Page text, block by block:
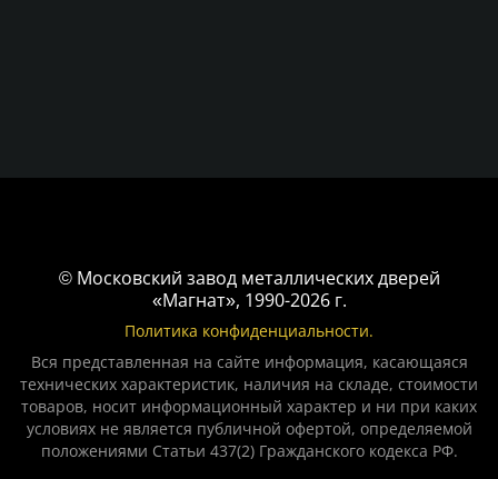
© Московский завод металлических дверей
«Магнат», 1990-2026 г.
Политика конфиденциальности.
Вся представленная на сайте информация, касающаяся
технических характеристик, наличия на складе, стоимости
товаров, носит информационный характер и ни при каких
условиях не является публичной офертой, определяемой
положениями Статьи 437(2) Гражданского кодекса РФ.